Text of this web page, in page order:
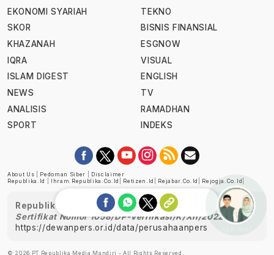
EKONOMI SYARIAH
SKOR
KHAZANAH
IQRA
ISLAM DIGEST
NEWS
ANALISIS
SPORT
TEKNO
BISNIS FINANSIAL
ESGNOW
VISUAL
ENGLISH
TV
RAMADHAN
INDEKS
About Us Pedoman Siber
Disclaimer
Republika.id
Ihram.republika.co.id Retizen.id Rejabar.co.id Rejogja.co.id
Republika telah diverifikasi oleh Dewan Pers
Sertifikat Nomor 1058/DP-Verifikasi/K/XII/2022
https://dewanpers.or.id/data/perusahaanpers
© 2026 PT Republika Media Mandiri - All Rights Reserved.